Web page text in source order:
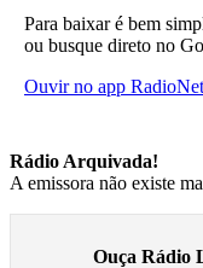
Para baixar é bem
ou busque direto no
Ouvir no app RadioNet
Rádio Arquivada!
A emissora não existe
Ouça Rádio